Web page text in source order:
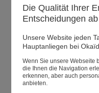
Meine Informationen
Ihre Bestellungen
Warenkorb
Die Qualität Ihrer
Entscheidungen ab
Unsere Website jeden
Hauptanliegen bei
Wenn Sie unsere Webseite
die Ihnen die Navigation
erkennen, aber auch
anbieten.